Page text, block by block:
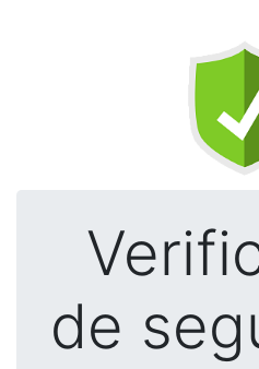
de